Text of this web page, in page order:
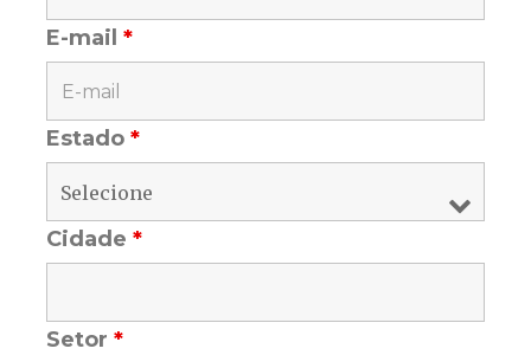
E-mail*
Estado*
Cidade*
Setor*